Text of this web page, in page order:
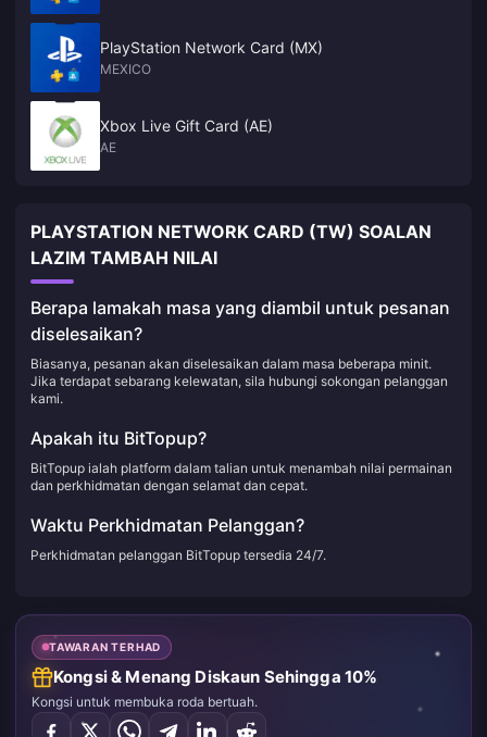
PlayStation Network Card (MX)
MEXICO
Xbox Live Gift Card (AE)
AE
PLAYSTATION NETWORK CARD (TW) SOALAN
LAZIM TAMBAH NILAI
Berapa lamakah masa yang diambil untuk pesanan
diselesaikan?
Biasanya, pesanan akan diselesaikan dalam masa beberapa minit.
Jika terdapat sebarang kelewatan, sila hubungi sokongan pelanggan
kami.
Apakah itu BitTopup?
BitTopup ialah platform dalam talian untuk menambah nilai permainan
dan perkhidmatan dengan selamat dan cepat.
Waktu Perkhidmatan Pelanggan?
Perkhidmatan pelanggan BitTopup tersedia 24/7.
TAWARAN TERHAD
Kongsi & Menang Diskaun Sehingga 10%
Kongsi untuk membuka roda bertuah.